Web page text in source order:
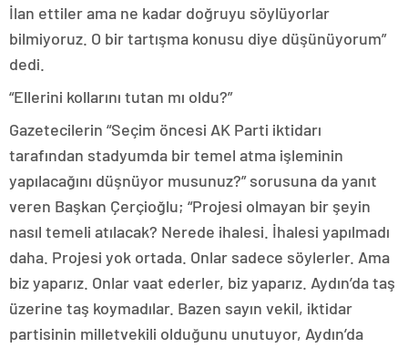
İlan ettiler ama ne kadar doğruyu söylüyorlar
bilmiyoruz. O bir tartışma konusu diye düşünüyorum”
dedi.
“Ellerini kollarını tutan mı oldu?”
Gazetecilerin “Seçim öncesi AK Parti iktidarı
tarafından stadyumda bir temel atma işleminin
yapılacağını düşnüyor musunuz?” sorusuna da yanıt
veren Başkan Çerçioğlu; “Projesi olmayan bir şeyin
nasıl temeli atılacak? Nerede ihalesi. İhalesi yapılmadı
daha. Projesi yok ortada. Onlar sadece söylerler. Ama
biz yaparız. Onlar vaat ederler, biz yaparız. Aydın’da taş
üzerine taş koymadılar. Bazen sayın vekil, iktidar
partisinin milletvekili olduğunu unutuyor, Aydın’da